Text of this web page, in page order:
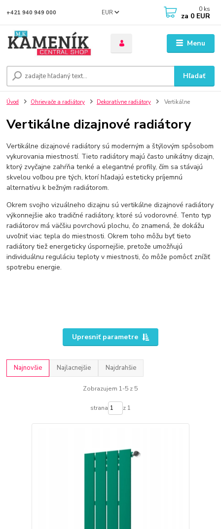
Menu
EUR
Hľadať
+421 940 949 000 0 ks
za 0 EUR
Úvod Ohrievače a radiátory Dekoratívne radiátory Vertikálne
Vertikálne dizajnové radiátory
Vertikálne dizajnové radiátory sú moderným a štýlovým spôsobom
vykurovania miestností. Tieto radiátory majú často unikátny dizajn,
ktorý zvyčajne zahŕňa tenké a elegantné profily, čím sa stávajú
skvelou voľbou pre tých, ktorí hľadajú esteticky príjemnú
alternatívu k bežným radiátorom.
Okrem svojho vizuálneho dizajnu sú vertikálne dizajnové radiátory
výkonnejšie ako tradičné radiátory, ktoré sú vodorovné. Tento typ
radiátorov má väčšiu povrchovú plochu, čo znamená, že dokážu
uvoľniť viac tepla do miestnosti. Okrem toho môžu byť tieto
radiátory tiež energeticky úspornejšie, pretože umožňujú
individuálnu reguláciu teploty v miestnosti, čo môže pomôcť znížiť
spotrebu energie.
Upresniť parametre
Najnovšie Najlacnejšie Najdrahšie
Zobrazujem 1-5 z 5
strana z 1